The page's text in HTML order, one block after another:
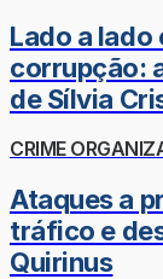
Lado a lado
corrupção:
de Sílvia
CRIME
Ataques a
tráfico e
Quirinus